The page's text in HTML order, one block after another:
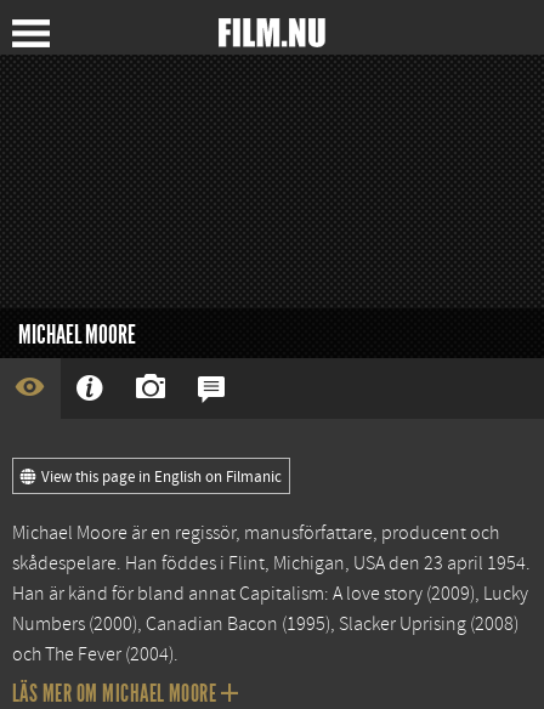
MICHAEL MOORE
View this page in English on Filmanic
Michael Moore är en regissör, manusförfattare, producent och
skådespelare. Han föddes i Flint, Michigan, USA den 23 april 1954.
Han är känd för bland annatCapitalism: A love story (2009), Lucky
Numbers (2000), Canadian Bacon (1995), Slacker Uprising (2008)
ochThe Fever (2004).
LÄS MER OM MICHAEL MOORE